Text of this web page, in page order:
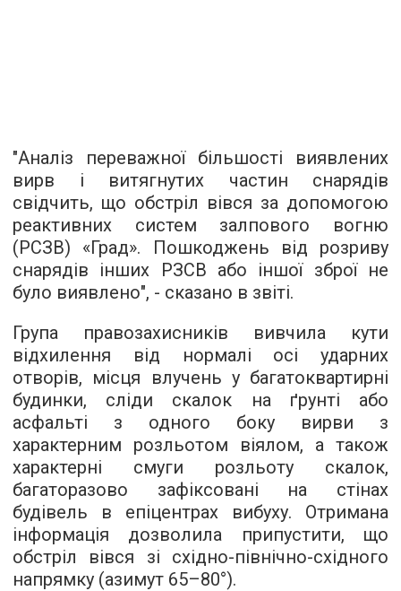
"Аналіз переважної більшості виявлених
вирв і витягнутих частин снарядів
свідчить, що обстріл вівся за допомогою
реактивних систем залпового вогню
(РСЗВ) «Град». Пошкоджень від розриву
снарядів інших РЗСВ або іншої зброї не
було виявлено", - сказано в звіті.
Група правозахисників вивчила кути
відхилення від нормалі осі ударних
отворів, місця влучень у багатоквартирні
будинки, сліди скалок на ґрунті або
асфальті з одного боку вирви з
характерним розльотом віялом, а також
характерні смуги розльоту скалок,
багаторазово зафіксовані на стінах
будівель в епіцентрах вибуху. Отримана
інформація дозволила припустити, що
обстріл вівся зі східно-північно-східного
напрямку (азимут 65–80°).